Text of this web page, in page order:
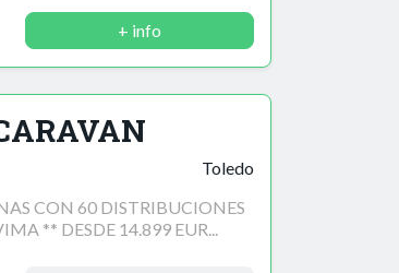
+ info
Toledo
CON 60 DISTRIBUCIONES
** DESDE 14.899 EUR...